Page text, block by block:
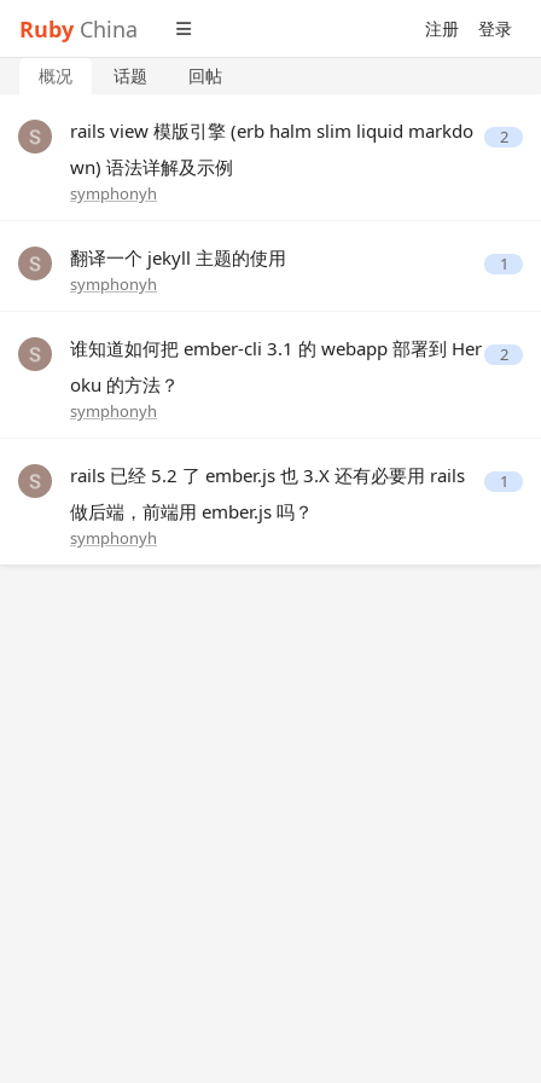
Ruby China 注册 登录
概况 话题 回帖
rails view 模版引擎 (erb halm slim liquid markdo
wn) 语法详解及示例
symphonyh
2
翻译一个 jekyll 主题的使用
symphonyh
1
谁知道如何把 ember-cli 3.1 的 webapp 部署到 Her
oku 的方法？
symphonyh
2
rails 已经 5.2 了 ember.js 也 3.X 还有必要用 rails
做后端，前端用 ember.js 吗？
symphonyh
1